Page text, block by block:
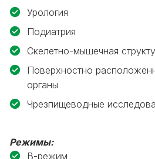
Урология
Подиатрия
Скелетно-мышечная
Поверхностно
органы
Чрезпищеводные
Режимы:
B-режим